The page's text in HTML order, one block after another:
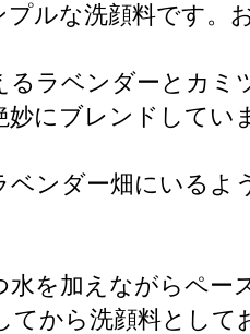
ルな洗顔料です
ラベンダーとカ
にブレンドしてい
ベンダー畑にいる
を加えながらペ
から洗顔料として